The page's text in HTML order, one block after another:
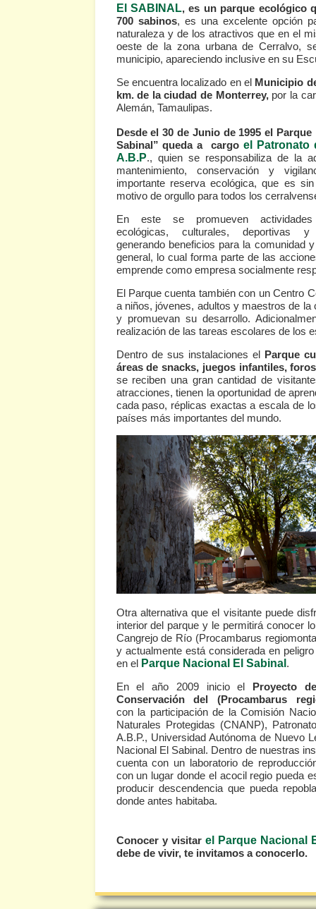
El SABINAL, es un parque ecológico
700 sabinos, es una excelente opción
naturaleza y de los atractivos que en el
oeste de la zona urbana de Cerralvo,
municipio, apareciendo inclusive en su
Se encuentra localizado en el Municipio
km. de la ciudad de Monterrey,por la
Alemán, Tamaulipas.
Desde el 30 de Junio de 1995 el Parque
Sabinal” queda a cargo el Patronato
A.B.P., quien se responsabiliza de la
mantenimiento, conservación y
importante reserva ecológica, que es
motivo de orgullo para todos los
En este se promueven actividades
ecológicas, culturales, deportivas y
generando beneficios para la comunidad
general, lo cual forma parte de las
emprende como empresa socialmente
El Parque cuenta también con un Centro
a niños, jóvenes, adultos y maestros de
y promuevan su desarrollo.
realización de las tareas escolares de los
Dentro de sus instalaciones el Parque
áreas de snacks, juegos infantiles,
se reciben una gran cantidad de
atracciones, tienen la oportunidad de
cada paso, réplicas exactas a escala de
países más importantes del mundo.
Otra alternativa que el visitante puede
interior del parque y le permitirá conocer
Cangrejo de Río (Procambarus
y actualmente está considerada en
en el Parque Nacional El Sabinal .
En el año 2009 inicio el Proyecto
Conservación del (Procambarus
con la participación de la Comisión
Naturales Protegidas (CNANP),
A.B.P., Universidad Autónoma de Nuevo
Nacional El Sabinal. Dentro de nuestras
cuenta con un laboratorio de
con un lugar donde el acocil regio pueda
producir descendencia que pueda
donde antes habitaba.
Conocer y visitar el Parque Nacional
debe de vivir, te invitamos a conocerlo.